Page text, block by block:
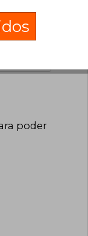
Isabel pero
poder